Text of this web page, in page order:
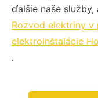
ďalšie naše
Rozvod elektriny v
elektroinštalácie
.